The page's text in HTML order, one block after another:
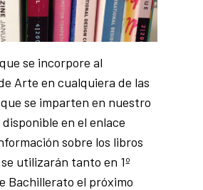
se incorpore al
Arte en cualquiera de las
se imparten en nuestro
en el enlace
sobre los libros
utilizarán tanto en 1º
Bachillerato el próximo